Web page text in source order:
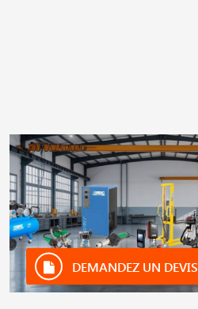
DEMANDEZ UN DEVIS